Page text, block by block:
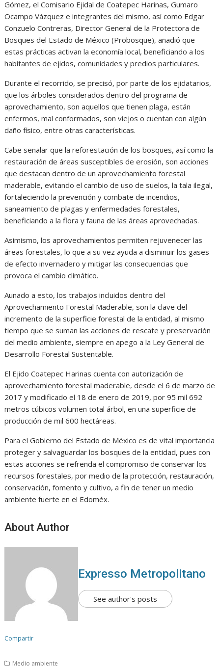
Gómez, el Comisario Ejidal de Coatepec Harinas, Gumaro
Ocampo Vázquez e integrantes del mismo, así como Edgar
Conzuelo Contreras, Director General de la Protectora de
Bosques del Estado de México (Probosque), añadió que
estas prácticas activan la economía local, beneficiando a los
habitantes de ejidos, comunidades y predios particulares.
Durante el recorrido, se precisó, por parte de los ejidatarios,
que los árboles considerados dentro del programa de
aprovechamiento, son aquellos que tienen plaga, están
enfermos, mal conformados, son viejos o cuentan con algún
daño físico, entre otras características.
Cabe señalar que la reforestación de los bosques, así como la
restauración de áreas susceptibles de erosión, son acciones
que destacan dentro de un aprovechamiento forestal
maderable, evitando el cambio de uso de suelos, la tala ilegal,
fortaleciendo la prevención y combate de incendios,
saneamiento de plagas y enfermedades forestales,
beneficiando a la flora y fauna de las áreas aprovechadas.
Asimismo, los aprovechamientos permiten rejuvenecer las
áreas forestales, lo que a su vez ayuda a disminuir los gases
de efecto invernadero y mitigar las consecuencias que
provoca el cambio climático.
Aunado a esto, los trabajos incluidos dentro del
Aprovechamiento Forestal Maderable, son la clave del
incremento de la superficie forestal de la entidad, al mismo
tiempo que se suman las acciones de rescate y preservación
del medio ambiente, siempre en apego a la Ley General de
Desarrollo Forestal Sustentable.
El Ejido Coatepec Harinas cuenta con autorización de
aprovechamiento forestal maderable, desde el 6 de marzo de
2017 y modificado el 18 de enero de 2019, por 95 mil 692
metros cúbicos volumen total árbol, en una superficie de
producción de mil 600 hectáreas.
Para el Gobierno del Estado de México es de vital importancia
proteger y salvaguardar los bosques de la entidad, pues con
estas acciones se refrenda el compromiso de conservar los
recursos forestales, por medio de la protección, restauración,
conservación, fomento y cultivo, a fin de tener un medio
ambiente fuerte en el Edoméx.
About Author
Expresso Metropolitano
See author's posts
Compartir
Medio ambiente